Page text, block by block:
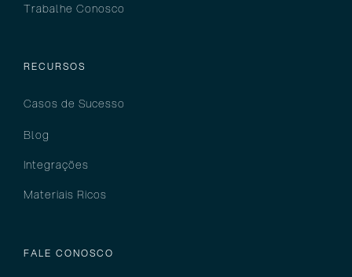
Trabalhe Conosco
RECURSOS
Casos de Sucesso
Blog
Integrações
Materiais Ricos
FALE CONOSCO